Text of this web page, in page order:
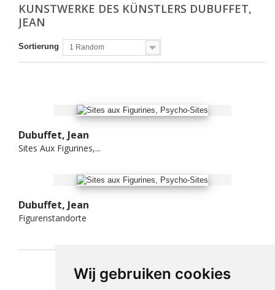
Wij gebruiken cookies
KUNSTWERKE DES KÜNSTLERS DUBUFFET,
JEAN
Sortierung 1 Random
Dubuffet, Jean
Sites Aux Figurines,...
Dubuffet, Jean
Figurenstandorte